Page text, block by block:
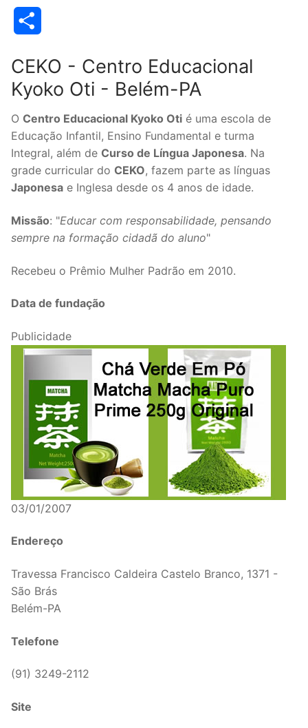
CEKO - Centro Educacional
Kyoko Oti - Belém-PA
O Centro Educacional Kyoko Oti é uma escola de
Educação Infantil, Ensino Fundamental e turma
Integral, além de Curso de Língua Japonesa. Na
grade curricular do CEKO, fazem parte as línguas
Japonesa e Inglesa desde os 4 anos de idade.
Missão: "Educar com responsabilidade, pensando
sempre na formação cidadã do aluno"
Recebeu o Prêmio Mulher Padrão em 2010.
Data de fundação
Publicidade
03/01/2007
Endereço
Travessa Francisco Caldeira Castelo Branco, 1371 -
São Brás
Belém-PA
Telefone
(91) 3249-2112
Site